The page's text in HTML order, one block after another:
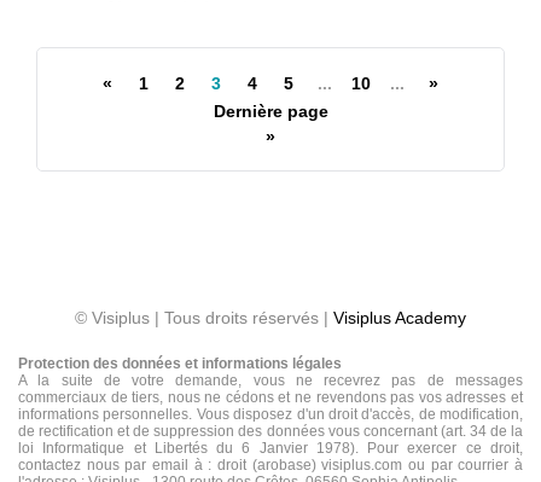
« 1 2 3 4 5 ... 10 ...
»
Dernière page
»
© Visiplus | Tous droits réservés | Visiplus Academy
Protection des données et informations légales
A la suite de votre demande, vous ne recevrez pas de messages
commerciaux de tiers, nous ne cédons et ne revendons pas vos adresses et
informations personnelles. Vous disposez d'un droit d'accès, de modification,
de rectification et de suppression des données vous concernant (art. 34 de la
loi Informatique et Libertés du 6 Janvier 1978). Pour exercer ce droit,
contactez nous par email à : droit (arobase) visiplus.com ou par courrier à